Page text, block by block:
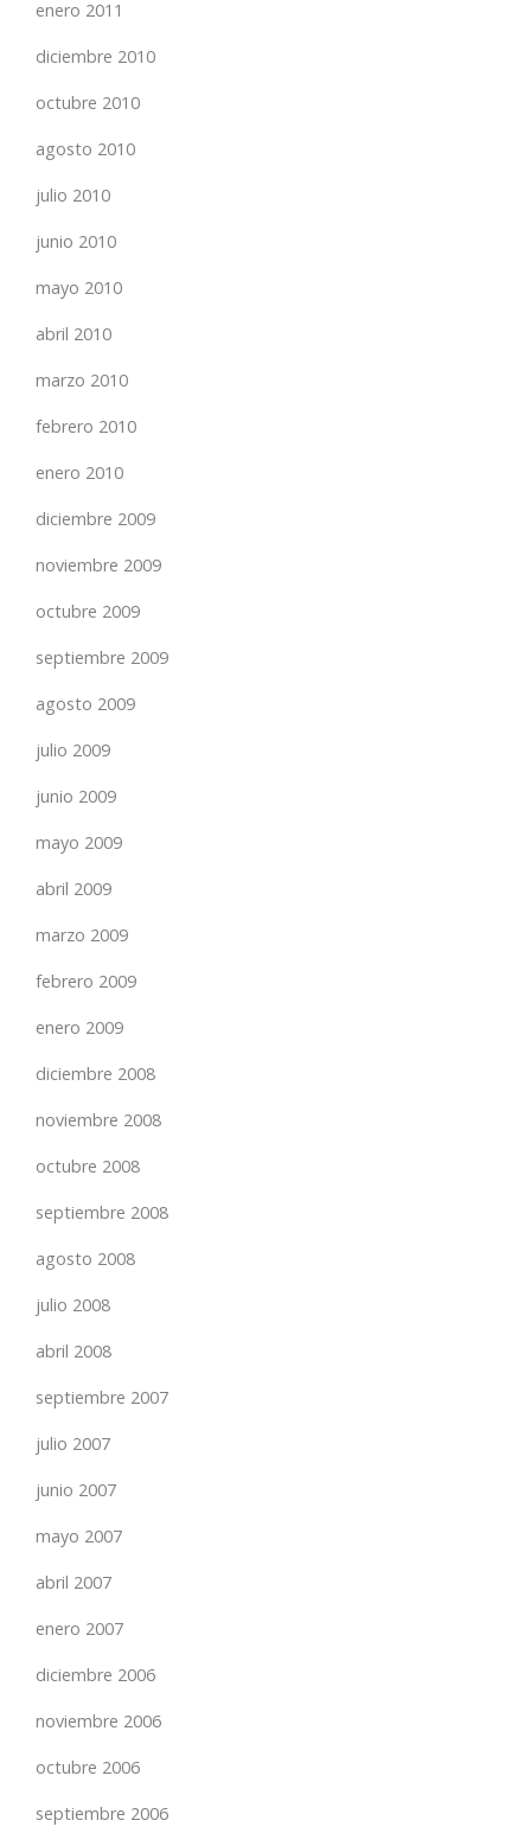
enero 2011
diciembre 2010
octubre 2010
agosto 2010
julio 2010
junio 2010
mayo 2010
abril 2010
marzo 2010
febrero 2010
enero 2010
diciembre 2009
noviembre 2009
octubre 2009
septiembre 2009
agosto 2009
julio 2009
junio 2009
mayo 2009
abril 2009
marzo 2009
febrero 2009
enero 2009
diciembre 2008
noviembre 2008
octubre 2008
septiembre 2008
agosto 2008
julio 2008
abril 2008
septiembre 2007
julio 2007
junio 2007
mayo 2007
abril 2007
enero 2007
diciembre 2006
noviembre 2006
octubre 2006
septiembre 2006